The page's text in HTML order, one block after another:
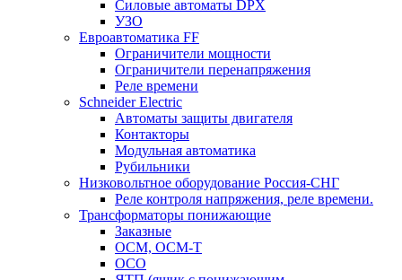
Силовые автоматы DPX
УЗО
Евроавтоматика FF
Ограничители мощности
Ограничители перенапряжения
Реле времени
Schneider Electric
Автоматы защиты двигателя
Контакторы
Модульная автоматика
Рубильники
Низковольтное оборудование Россия-СНГ
Реле контроля напряжения, реле времени.
Трансформаторы понижающие
Заказные
ОСМ, ОСМ-Т
ОСО